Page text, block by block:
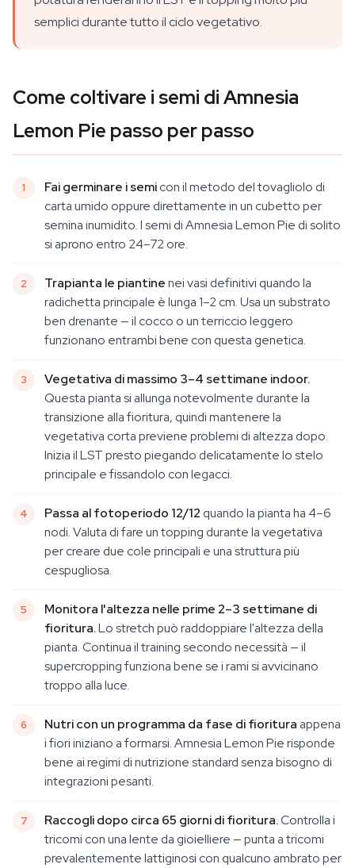
semplici durante tutto il ciclo vegetativo.
Come coltivare i semi di Amnesia
Lemon Pie passo per passo
Fai germinare i semicon il metodo del tovagliolo di
carta umido oppure direttamente in un cubetto per
semina inumidito. I semi di Amnesia Lemon Pie di solito
si aprono entro 24–72 ore.
Trapianta le piantinenei vasi definitivi quando la
radichetta principale è lunga 1–2 cm. Usa un substrato
ben drenante — il cocco o un terriccio leggero
funzionano entrambi bene con questa genetica.
Vegetativa di massimo 3–4 settimane indoor.
Questa pianta si allunga notevolmente durante la
transizione alla fioritura, quindi mantenere la
vegetativa corta previene problemi di altezza dopo.
Inizia il LST presto piegando delicatamente lo stelo
principale e fissandolo con legacci.
Passa al fotoperiodo 12/12 quando la pianta ha 4–6
nodi. Valuta di fare un topping durante la vegetativa
per creare due cole principali e una struttura più
cespugliosa.
Monitora l'altezza nelle prime 2–3 settimane di
fioritura.Lo stretch può raddoppiare l'altezza della
pianta. Continua il training secondo necessità — il
supercropping funziona bene se i rami si avvicinano
troppo alla luce.
Nutri con un programma da fase di fioritura appena
i fiori iniziano a formarsi. Amnesia Lemon Pie risponde
bene ai regimi di nutrizione standard senza bisogno di
integrazioni pesanti.
Raccogli dopo circa 65 giorni di fioritura.Controlla i
tricomi con una lente da gioielliere — punta a tricomi
prevalentemente lattiginosi con qualcuno ambrato per